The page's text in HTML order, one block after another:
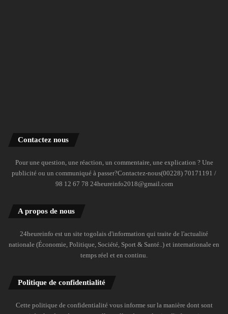
Contactez nous
Pour une question, une réaction, un commentaire, une explication ? Une
publicité ou un communiqué à passer?Contactez-nous(00228) 70171191 /
98 12 67 78 24heureinfo2018@gmail.com
A propos de nous
24heureinfo est un site togolais d'information qui traite de l'actualité
nationale (Économie, Politique, Société, Sport & Santé..) et internationale en
temps réel et en continu.
Politique de confidentialité
Cette politique de confidentialité vous informe sur la manière dont sont